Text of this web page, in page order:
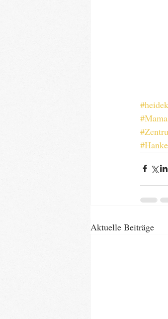
Aktuelle Beiträge